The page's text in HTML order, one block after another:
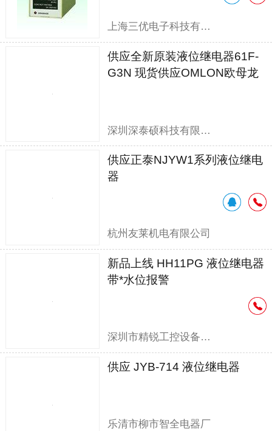
上海三优电子科技有限公司
供应全新原装液位继电器61F-
G3N 现货供应OMLON欧母龙
深圳深泰硕科技有限公司
供应正泰NJYW1系列液位继电
器
杭州友莱机电有限公司
新品上线 HH11PG 液位继电器
带*水位报警
深圳市精锐工控设备有限公司
供应 JYB-714 液位继电器
乐清市柳市智全电器厂